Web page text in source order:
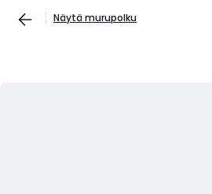
Näytä murupolku